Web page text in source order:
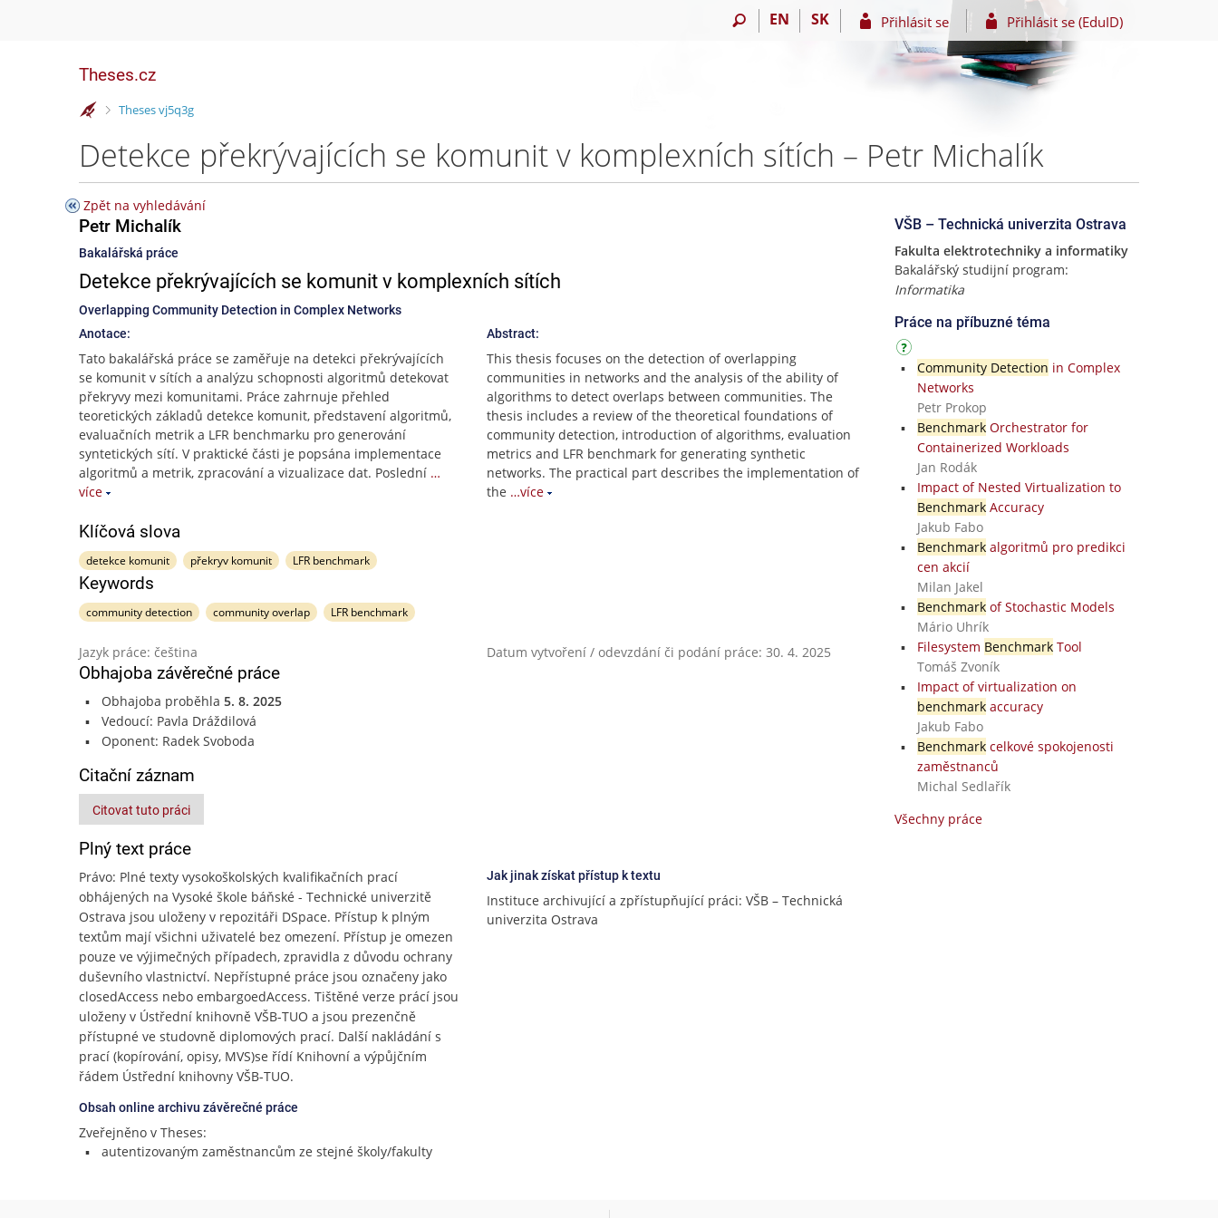
EN SK Přihlásit se Přihlásit se (EduID)
Theses.cz
>
Theses vj5q3g
Detekce překrývajících se komunit v komplexních sítích – Petr Michalík
Zpět na vyhledávání
Petr Michalík
Bakalářská práce
Detekce překrývajících se komunit v komplexních sítích
Overlapping Community Detection in Complex Networks
Anotace:
Tato bakalářská práce se zaměřuje na detekci překrývajících
se komunit v sítích a analýzu schopnosti algoritmů detekovat
překryvy mezi komunitami. Práce zahrnuje přehled
teoretických základů detekce komunit, představení algoritmů,
evaluačních metrik a LFR benchmarku pro generování
syntetických sítí. V praktické části je popsána implementace
algoritmů a metrik, zpracování a vizualizace dat. Poslední …
více
Abstract:
This thesis focuses on the detection of overlapping
communities in networks and the analysis of the ability of
algorithms to detect overlaps between communities. The
thesis includes a review of the theoretical foundations of
community detection, introduction of algorithms, evaluation
metrics and LFR benchmark for generating synthetic
networks. The practical part describes the implementation of
the …více
Klíčová slova
detekce komunit překryv komunit LFR benchmark
Keywords
community detection community overlap LFR benchmark
Jazyk práce: čeština Datum vytvoření / odevzdání či podání práce: 30. 4. 2025
Obhajoba závěrečné práce
Obhajoba proběhla 5. 8. 2025
Vedoucí: Pavla Dráždilová
Oponent: Radek Svoboda
Citační záznam
Citovat tuto práci
Plný text práce
Právo: Plné texty vysokoškolských kvalifikačních prací
obhájených na Vysoké škole báňské - Technické univerzitě
Ostrava jsou uloženy v repozitáři DSpace. Přístup k plným
textům mají všichni uživatelé bez omezení. Přístup je omezen
pouze ve výjimečných případech, zpravidla z důvodu ochrany
duševního vlastnictví. Nepřístupné práce jsou označeny jako
closedAccess nebo embargoedAccess. Tištěné verze prácí jsou
uloženy v Ústřední knihovně VŠB-TUO a jsou prezenčně
přístupné ve studovně diplomových prací. Další nakládání s
prací (kopírování, opisy, MVS)se řídí Knihovní a výpůjčním
řádem Ústřední knihovny VŠB-TUO.
Obsah online archivu závěrečné práce
Zveřejněno v Theses:
autentizovaným zaměstnancům ze stejné školy/fakulty
Jak jinak získat přístup k textu
Instituce archivující a zpřístupňující práci: VŠB – Technická
univerzita Ostrava
VŠB – Technická univerzita Ostrava
Fakulta elektrotechniky a informatiky
Bakalářský studijní program:
Informatika
Práce na příbuzné téma
Community Detection in Complex
Networks
Petr Prokop
BenchmarkOrchestrator for
Containerized Workloads
Jan Rodák
Impact of Nested Virtualization to
BenchmarkAccuracy
Jakub Fabo
Benchmarkalgoritmů pro predikci
cen akcií
Milan Jakel
Benchmarkof Stochastic Models
Mário Uhrík
Filesystem BenchmarkTool
Tomáš Zvoník
Impact of virtualization on
benchmarkaccuracy
Jakub Fabo
Benchmarkcelkové spokojenosti
zaměstnanců
Michal Sedlařík
Všechny práce